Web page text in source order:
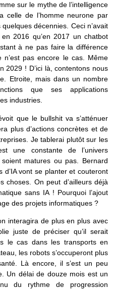
sur le mythe de l’intelligence
celle de l’homme neurone par
décennies. Ceci n’avait
2016 qu’en 2017 un chatbot
à ne pas faire la différence
pas encore le cas. Même
2029 ! D’ici là, contentons nous
Etroite, mais dans un nombre
que ses applications
industries.
que le bullshit va s’atténuer
plus d’actions concrètes et de
Je tablerai plutôt sur les
une constante de l’univers
matures ou pas. Bernard
vont se planter et couteront
choses. On peut d’ailleurs déjà
sans IA ! Pourquoi l’ajout
des projets informatiques ?
interagira de plus en plus avec
juste de préciser qu’il serait
le cas dans les transports en
les robots s’occuperont plus
Là encore, il s’est un peu
Un délai de douze mois est un
du rythme de progression